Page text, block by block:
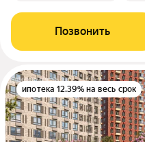
Позвонить
ипотека 12.39% на весь срок